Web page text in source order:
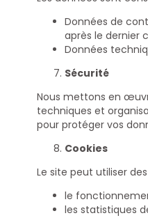
Données de
après le dernier
Données
Sécurité
Nous mettons en
techniques et
pour protéger vos
Cookies
Le site peut utiliser
le
les statistiques